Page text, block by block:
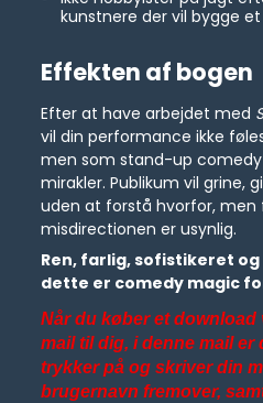
kunstnere der vil bygge
Effekten af bogen
Efter at have arbejdet med
vil din performance ikke
men som stand-up
mirakler. Publikum vil grine,
uden at forstå hvorfor, men
misdirectionen er usynlig.
Ren, farlig, sofistikeret
dette er comedy magic
Når du køber et
mail til dig, i denne mail er
trykker på og skriver din
brugernavn fremover,